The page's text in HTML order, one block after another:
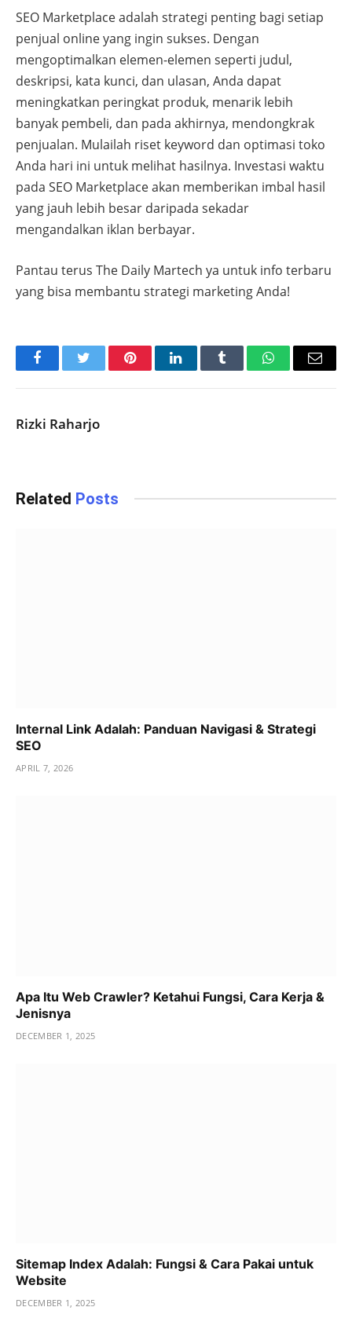
SEO Marketplace adalah strategi penting bagi setiap
penjual online yang ingin sukses. Dengan
mengoptimalkan elemen-elemen seperti judul,
deskripsi, kata kunci, dan ulasan, Anda dapat
meningkatkan peringkat produk, menarik lebih
banyak pembeli, dan pada akhirnya, mendongkrak
penjualan. Mulailah riset keyword dan optimasi toko
Anda hari ini untuk melihat hasilnya. Investasi waktu
pada SEO Marketplace akan memberikan imbal hasil
yang jauh lebih besar daripada sekadar
mengandalkan iklan berbayar.
Pantau terus The Daily Martech ya untuk info terbaru
yang bisa membantu strategi marketing Anda!
FacebookTwitter PinterestLinkedInTumblr WhatsAppEmail
Rizki Raharjo
Related Posts
Internal Link Adalah: Panduan Navigasi & Strategi
SEO
APRIL 7, 2026
Apa Itu Web Crawler? Ketahui Fungsi, Cara Kerja &
Jenisnya
DECEMBER 1, 2025
Sitemap Index Adalah: Fungsi & Cara Pakai untuk
Website
DECEMBER 1, 2025